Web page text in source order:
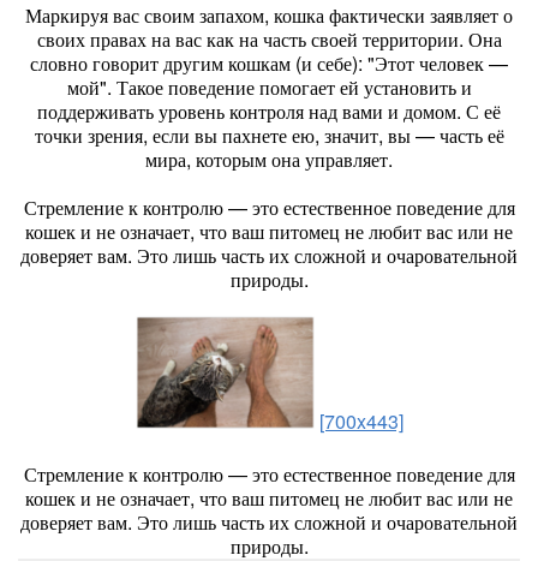
Маркируя вас своим запахом, кошка фактически заявляет о
своих правах на вас как на часть своей территории. Она
словно говорит другим кошкам (и себе): "Этот человек —
мой". Такое поведение помогает ей установить и
поддерживать уровень контроля над вами и домом. С её
точки зрения, если вы пахнете ею, значит, вы — часть её
мира, которым она управляет.
Стремление к контролю — это естественное поведение для
кошек и не означает, что ваш питомец не любит вас или не
доверяет вам. Это лишь часть их сложной и очаровательной
природы.
[700x443]
Стремление к контролю — это естественное поведение для
кошек и не означает, что ваш питомец не любит вас или не
доверяет вам. Это лишь часть их сложной и очаровательной
природы.